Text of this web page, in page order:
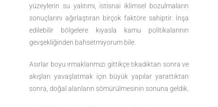
yüzeylerin su yalıtımı, istisnai iklimsel bozulmaların
sonuçlarını ağırlaştıran birçok faktöre sahiptir. İnşa
edilebilir bölgelere kıyasla kamu politikalarının
gevşekliğinden bahsetmiyorum bile.
Asırlar boyu ırmaklarımızı gittikçe tıkadıktan sonra ve
akışları yavaşlatmak için büyük yapılar yarattıktan
sonra, doğal alanların sömürülmesinin sonuna geldik.